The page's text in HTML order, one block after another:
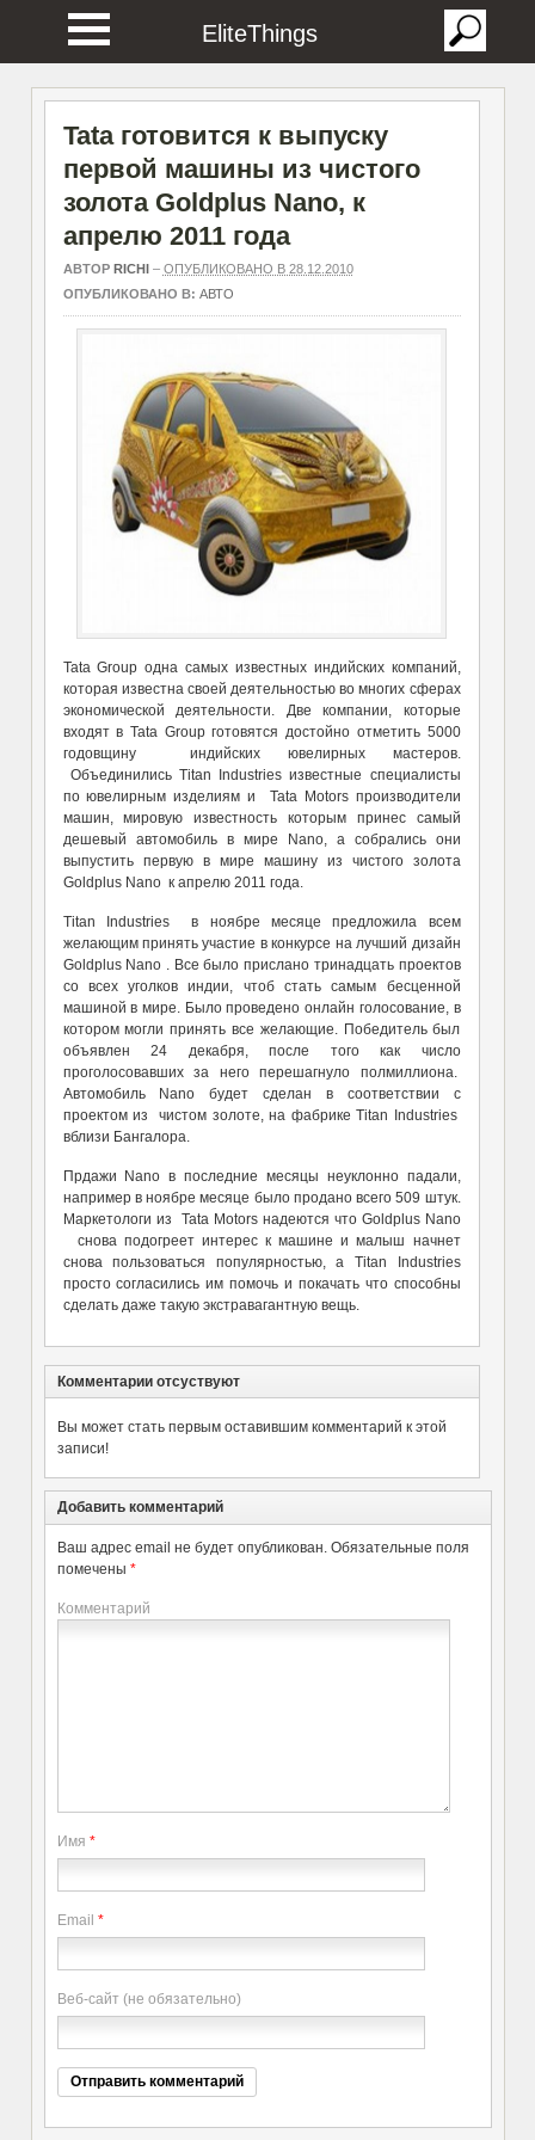
EliteThings
Tata готовится к выпуску
первой машины из чистого
золота Goldplus Nano, к
апрелю 2011 года
АВТОР RICHI– ОПУБЛИКОВАНО В 28.12.2010
ОПУБЛИКОВАНО В: АВТО
Tata Group одна самых известных индийских компаний,
которая известна своей деятельностью во многих сферах
экономической деятельности. Две компании, которые
входят в Tata Group готовятся достойно отметить 5000
годовщину индийских ювелирных мастеров.
Объединились Titan Industries известные специалисты
по ювелирным изделиям и Tata Motors производители
машин, мировую известность которым принес самый
дешевый автомобиль в мире Nano, а собрались они
выпустить первую в мире машину из чистого золота
Goldplus Nano к апрелю 2011 года.
Titan Industries в ноябре месяце предложила всем
желающим принять участие в конкурсе на лучший дизайн
Goldplus Nano . Все было прислано тринадцать проектов
со всех уголков индии, чтоб стать самым бесценной
машиной в мире. Было проведено онлайн голосование, в
котором могли принять все желающие. Победитель был
объявлен 24 декабря, после того как число
проголосовавших за него перешагнуло полмиллиона.
Автомобиль Nano будет сделан в соответствии с
проектом из чистом золоте, на фабрике Titan Industries
вблизи Бангалора.
Прдажи Nano в последние месяцы неуклонно падали,
например в ноябре месяце было продано всего 509 штук.
Маркетологи из Tata Motors надеются что Goldplus Nano
снова подогреет интерес к машине и малыш начнет
снова пользоваться популярностью, а Titan Industries
просто согласились им помочь и покачать что способны
сделать даже такую экстравагантную вещь.
Комментарии отсуствуют
Вы может стать первым оставившим комментарий к этой
записи!
Добавить комментарий
Ваш адрес email не будет опубликован. Обязательные поля
помечены *
Комментарий
Имя *
Email *
Веб-сайт (не обязательно)